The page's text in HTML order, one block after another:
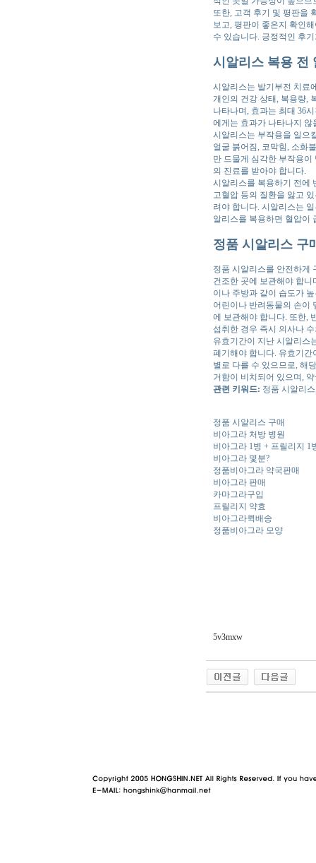
또한, 고객 후기 및 평판을
보고, 평판이 좋은지 확인
수 있습니다. 긍정적인 후
시알리스 복용 전
시알리스는 발기부전 치료
개인의 건강 상태, 복용량,
나타나며, 효과는 최대 36
에게는 효과가 나타나지 않
시알리스는 부작용을 일으
얼굴 붉어짐, 코막힘, 소화
만 드물게 심각한 부작용
의 진료를 받아야 합니다.
시알리스를 복용하기 전에
고혈압 등의 질환을 앓고
려야 합니다. 시알리스는
알리스를 복용하면 혈압이
정품 시알리스 구
정품 시알리스를 안전하게
건조한 곳에 보관해야 합
이나 주방과 같이 습도가
어린이나 반려동물의 손이
에 보관해야 합니다. 또한,
섭취한 경우 즉시 의사나
유효기간이 지난 시알리스
폐기해야 합니다. 유효기
별로 다를 수 있으므로, 해
거함이 비치되어 있으며,
관련 키워드: 정품 시알리
정품 시알리스 구매
비아그라 처방 병원
비아그라 1병 + 프릴리지 1
비아그라 몇분?
정품비아그라 약국판매
비아그라 판매
카마그라구입
프릴리지 약효
비아그라퀵배송
정품비아그라 모양
5v3mxw